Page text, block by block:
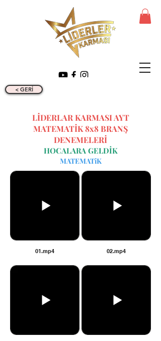
< GERİ
LİDERLAR KARMASI AYT
MATEMATİK 8x8 BRANŞ
DENEMELERİ
HOCALARA GELDİK
MATEMATiK
01.mp4 02.mp4